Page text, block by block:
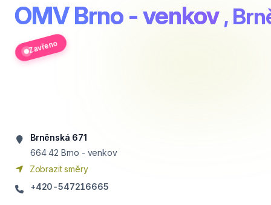
OMV Brno - venkov ,
Zavřeno
Brněnská 671
664 42 Brno - venkov
Zobrazit směry
+420-547216665